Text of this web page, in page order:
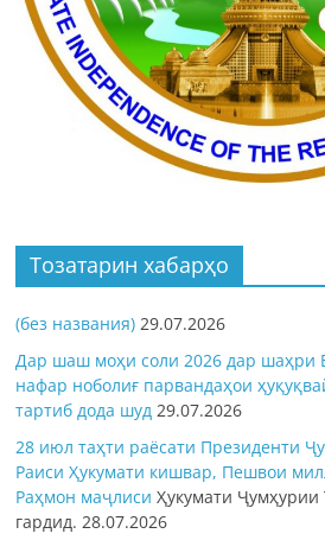
Тозатарин хабарҳо
(без названия) 29.07.2026
Дар шаш моҳи соли 2026 дар шаҳри
нафар ноболиғ парвандаҳои
тартиб дода шуд 29.07.2026
28 июл таҳти раёсати Президенти
Раиси Ҳукумати кишвар, Пешвои
Раҳмон маҷлисиҲукумати Ҷумҳурии
гардид.28.07.2026